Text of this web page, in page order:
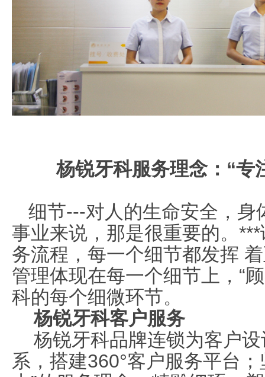
杨锐牙科服务理念：“专
细节---对人的生命安全，身
事业来说，那是很重要的。
务流程，每一个细节都发挥
管理体现在每一个细节上，“
科的每个细微环节。
杨锐牙科客户服务
杨锐牙科品牌连锁为客户
系，搭建360°客户服务平台